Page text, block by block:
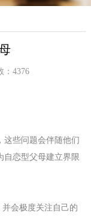
4376
这些问题会伴随他们
自恋型父母建立界限
并会极度关注自己的